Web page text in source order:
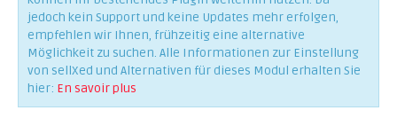
jedoch kein Support und keine Updates mehr erfolgen,
empfehlen wir Ihnen, frühzeitig eine alternative
Möglichkeit zu suchen. Alle Informationen zur Einstellung
von sellXed und Alternativen für dieses Modul erhalten Sie
hier: En savoir plus